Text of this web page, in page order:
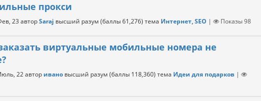
прокси
23 авторSaraj высший разум (баллы61,276) тема Интернет, SEO | Показы98
виртуальные мобильные номера не
22автор ивано высший разум (баллы 118,360) тема Идеи для подарков |